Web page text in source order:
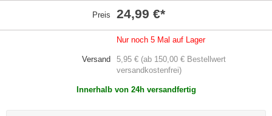
Preis 24,99 €*
Nur noch 5 Mal auf Lager
Versand
5,95 € (ab 150,00 € Bestellwert
versandkostenfrei)
Innerhalb von 24h versandfertig